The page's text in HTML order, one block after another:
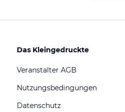
Das Kleingedruckte
Veranstalter AGB
Nutzungsbedingungen
Datenschutz